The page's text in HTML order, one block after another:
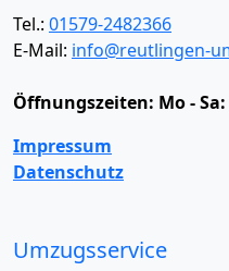
Tel.: 01579-2482366
E-Mail: info@reutlingen-
Öffnungszeiten: Mo -
Impressum
Datenschutz
Umzugsservice